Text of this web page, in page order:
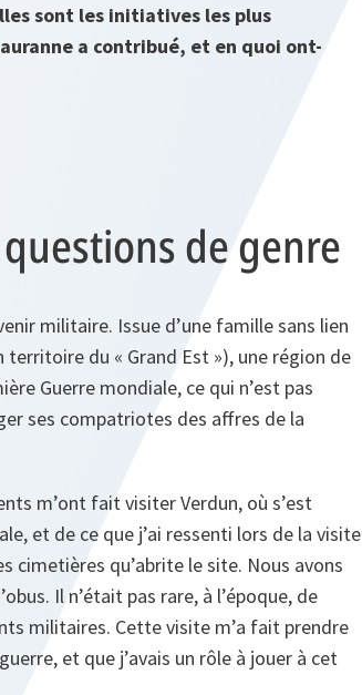
sont les initiatives les plus
a contribué, et en quoi ont-
de genre
militaire. Issue d’une famille sans lien
territoire du « Grand Est »), une région de
Guerre mondiale, ce qui n’est pas
ses compatriotes des affres de la
m’ont fait visiter Verdun, où s’est
et de ce que j’ai ressenti lors de la visite
cimetières qu’abrite le site. Nous avons
Il n’était pas rare, à l’époque, de
militaires. Cette visite m’a fait prendre
et que j’avais un rôle à jouer à cet